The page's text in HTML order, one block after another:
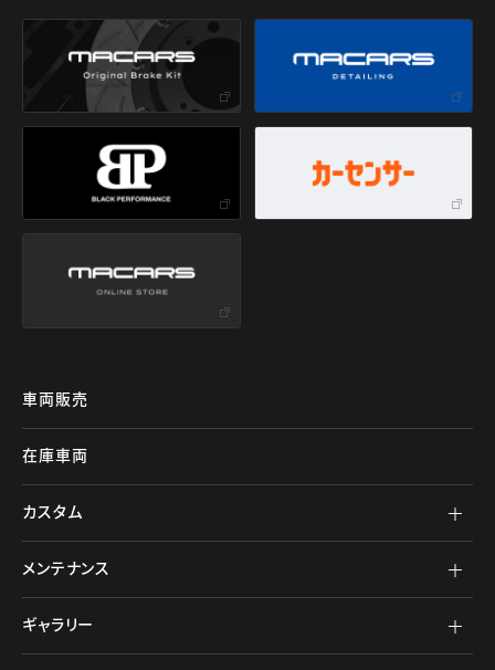
車両販売
在庫車両
カスタム
メンテナンス
ギャラリー